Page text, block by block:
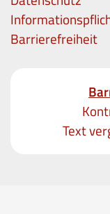
Barrierefreiheit
Text